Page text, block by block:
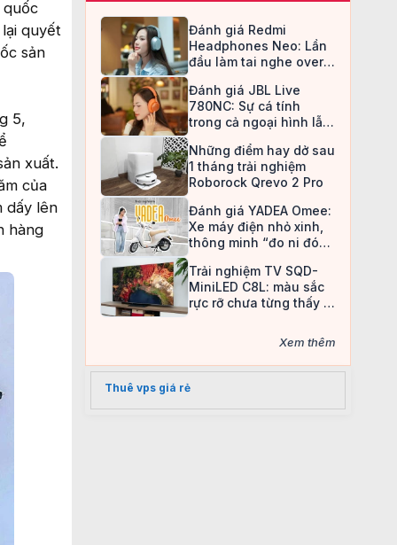
quốc
quyết
sản
5,
xuất.
của
dấy lên
hàng
Đánh giá Redmi
Headphones Neo: Lần
đầu làm tai nghe over-
an toàn
Đánh giá JBL Live
780NC: Sự cá tính
trong cả ngoại hình lẫn
Những điểm hay dở sau
1 tháng trải nghiệm
Roborock Qrevo 2 Pro
Đánh giá YADEA Omee:
Xe máy điện nhỏ xinh,
thông minh “đo ni đóng
Trải nghiệm TV SQD-
MiniLED C8L: màu sắc
rực rỡ chưa từng thấy ở
Xem thêm
Thuê vps giá rẻ